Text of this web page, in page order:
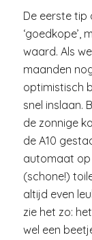
De eerste tip
‘goedkope’,
waard. Als
maanden
optimistisch
snel inslaan.
de zonnige
de A10
automaat op
(schone!)
altijd even
zie het zo:
wel een